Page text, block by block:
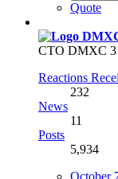
Quote
CTO DMXC 3
Reactions
232
News
11
Posts
5,934
October